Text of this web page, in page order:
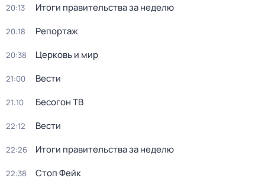
20:13 Итоги правительства за неделю
20:18 Репортаж
20:38 Церковь и мир
21:00 Вести
21:10 Бесогон ТВ
22:12 Вести
22:26 Итоги правительства за неделю
22:38 Стоп Фейк